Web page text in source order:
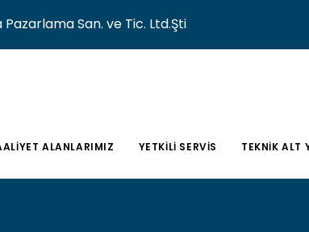
San. ve Tic. Ltd.Şti
ALANLARIMIZ YETKİLİ SERVİS TEKNİK ALT